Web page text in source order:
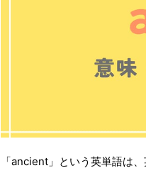
「ancient」という英単語は